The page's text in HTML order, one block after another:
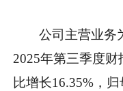
公司主营业务
2025年第三季度
比增长16.35%，